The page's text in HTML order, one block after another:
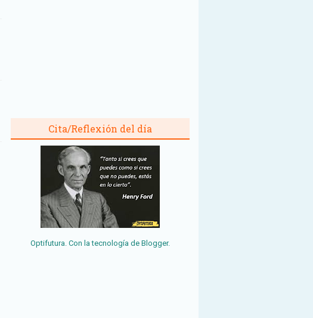
Cita/Reflexión del día
Optifutura. Con la tecnología de Blogger.